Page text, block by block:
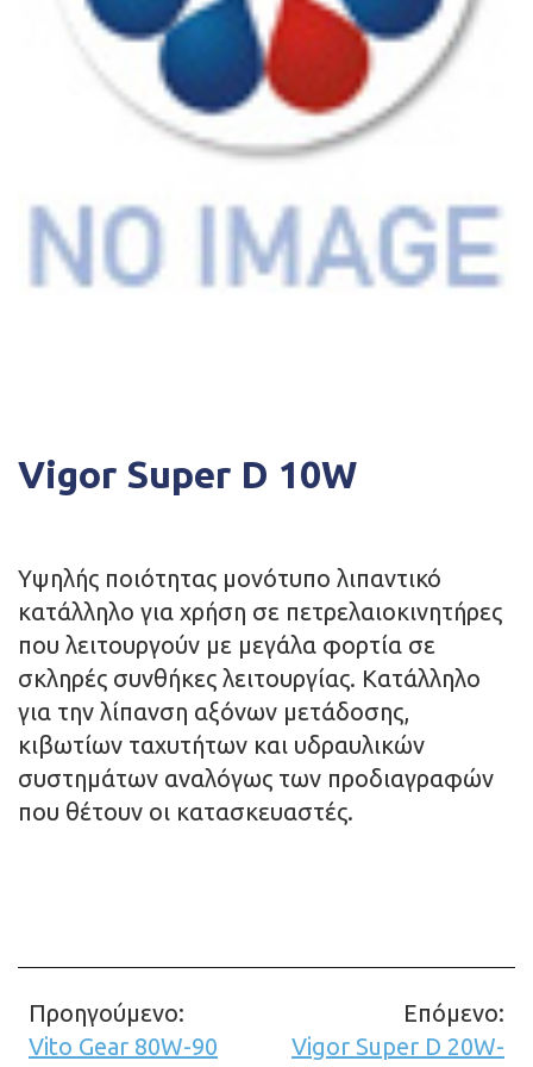
Vigor Super D 10W
Yψηλής ποιότητας μονότυπο λιπαντικό
κατάλληλο για χρήση σε πετρελαιοκινητήρες
που λειτουργούν με μεγάλα φορτία σε
σκληρές συνθήκες λειτουργίας. Κατάλληλο
για την λίπανση αξόνων μετάδοσης,
κιβωτίων ταχυτήτων και υδραυλικών
συστημάτων αναλόγως των προδιαγραφών
που θέτουν οι κατασκευαστές.
Σχετικά
Προηγούμενο:
Vito Gear 80W-90
Επόμενο:
Vigor Super D 20W-